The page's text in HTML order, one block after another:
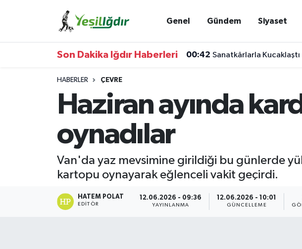
Genel Gündem Siyaset
Son Dakika Iğdır Haberleri 00:42 Sanatkârlarla Kucaklaştı
HABERLER ÇEVRE
Haziran ayında
oynadılar
Van'da yaz mevsimine girildiği bu günlerde
kartopu oynayarak eğlenceli vakit geçirdi.
HATEM POLAT
EDITÖR
12.06.2026 - 09:36
YAYINLANMA
12.06.2026 - 10:01
GÜNCELLEME
Iğdır Trafik Yoğunluk Haritası
Süper Lig Puan Durumu ve Fikstür
Tüm Manşetler